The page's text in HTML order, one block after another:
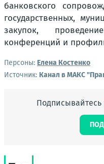
банковского
государственных,
закупок,
конференций и
Персоны: Елена Костенко
Источник: Канал в МАКС
Подписывайтесь